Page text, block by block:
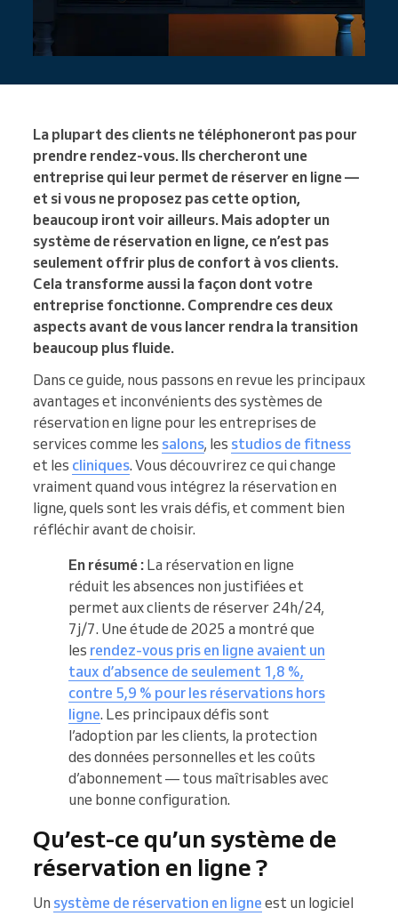
La plupart des clients ne téléphoneront pas pour
prendre rendez-vous. Ils chercheront une
entreprise qui leur permet de réserver en ligne —
et si vous ne proposez pas cette option,
beaucoup iront voir ailleurs. Mais adopter un
système de réservation en ligne, ce n’est pas
seulement offrir plus de confort à vos clients.
Cela transforme aussi la façon dont votre
entreprise fonctionne. Comprendre ces deux
aspects avant de vous lancer rendra la transition
beaucoup plus fluide.
Dans ce guide, nous passons en revue les principaux
avantages et inconvénients des systèmes de
réservation en ligne pour les entreprises de
services comme les salons, les studios de fitness
et les cliniques. Vous découvrirez ce qui change
vraiment quand vous intégrez la réservation en
ligne, quels sont les vrais défis, et comment bien
réfléchir avant de choisir.
En résumé : La réservation en ligne
réduit les absences non justifiées et
permet aux clients de réserver 24h/24,
7j/7. Une étude de 2025 a montré que
les rendez-vous pris en ligne avaient un
taux d’absence de seulement 1,8 %,
contre 5,9 % pour les réservations hors
ligne. Les principaux défis sont
l’adoption par les clients, la protection
des données personnelles et les coûts
d’abonnement — tous maîtrisables avec
une bonne configuration.
Qu’est-ce qu’un système de
réservation en ligne ?
Un système de réservation en ligne est un logiciel